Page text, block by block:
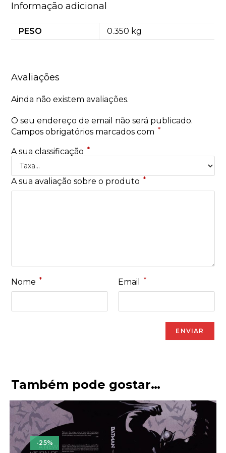
Informação adicional
PESO 0.350 kg
Avaliações
Ainda não existem avaliações.
O seu endereço de email não será publicado.
Campos obrigatórios marcados com *
A sua classificação *
A sua avaliação sobre o produto *
Nome * Email *
Também pode gostar…
-25%